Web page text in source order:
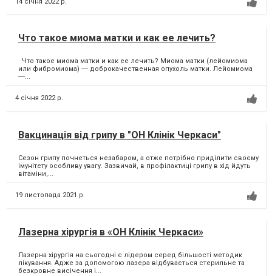
Что такое миома матки и как ее лечить?
Что такое миома матки и как ее лечить? Миома матки (лейомиома
или фибромиома) ― доброкачественная опухоль матки. Лейомиома
―...
4 січня 2022 р.
Вакцинація від грипу в "ОН Клінік Черкаси"
Сезон грипу почнеться незабаром, а отже потрібно приділити своєму
імунітету особливу увагу. Зазвичай, в профілактиці грипу в хід йдуть
вітаміни,...
19 листопада 2021 р.
Лазерна хірургія в «ОН Клінік Черкаси»
Лазерна хірургія на сьогодні є лідером серед більшості методик
лікування. Адже за допомогою лазера відбувається стерильне та
безкровне висічення і...